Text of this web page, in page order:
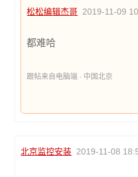
松松编辑杰哥 2019-11-09
都难哈
跟帖来自电脑端 · 中国北京
北京监控安装 2019-11-08